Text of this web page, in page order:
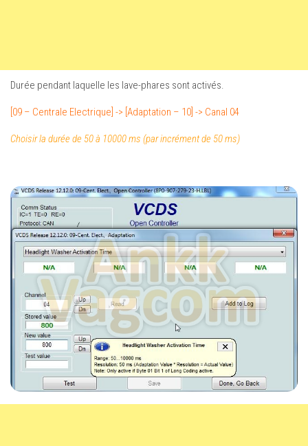
Durée pendant laquelle les lave-phares sont activés.
[09 – Centrale Electrique] -> [Adaptation – 10] -> Canal 04
Choisir la durée de 50 à 10000 ms (par incrément de 50 ms)